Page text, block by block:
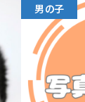
男の子